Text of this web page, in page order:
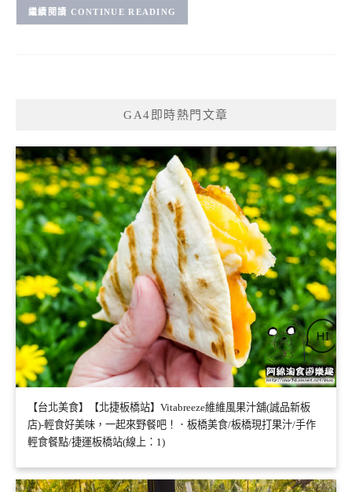
CONTINUE READING
GA4即時熱門文章
【台北美食】【北捷板橋站】Vitabreeze維維風果汁舖(誠品新板
店)-輕食好美味，一起來野餐吧！．板橋美食/板橋現打果汁/手作
輕食餐點/捷運板橋站(線上：1)